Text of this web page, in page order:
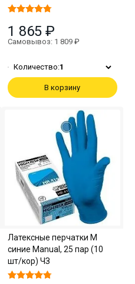
1 865 ₽
Самовывоз: 1 809 ₽
Количество:1
В корзину
Латексные перчатки M
синие Manual, 25 пар (10
шт/кор) ЧЗ